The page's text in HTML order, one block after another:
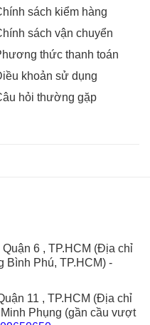
sách kiểm hàng
sách vận chuyển
thức thanh toán
khoản sử dụng
hỏi thường gặp
6 , TP.HCM (Địa chỉ
Bình Phú, TP.HCM) -
11 , TP.HCM (Địa chỉ
Phụng (gần cầu vượt